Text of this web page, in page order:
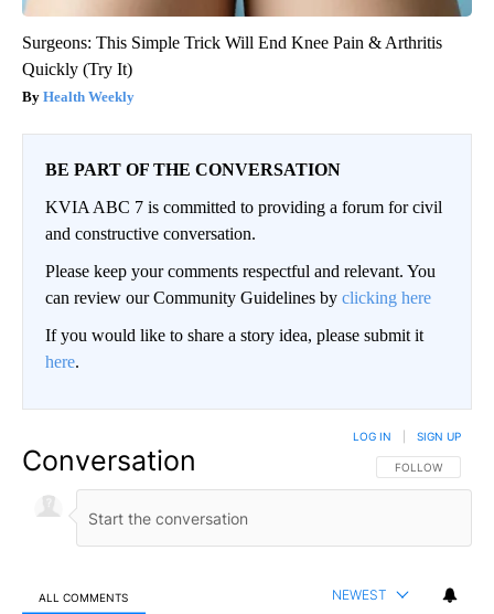
Surgeons: This Simple Trick Will End Knee Pain & Arthritis
Quickly (Try It)
Health Weekly
BE PART OF THE CONVERSATION
KVIA ABC 7 is committed to providing a forum for civil
and constructive conversation.
Please keep your comments respectful and relevant. You
can review our Community Guidelines by clicking here
If you would like to share a story idea, please submit it
here.
Conversation FOLLOW THIS
FOLLOW
LOG IN SIGN UP
ALL COMMENTS NEWEST